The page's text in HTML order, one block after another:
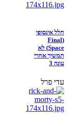
חלל אינסופי
(Final
Space) לא
תמשיך אחרי
עונה 3
עדי פרל